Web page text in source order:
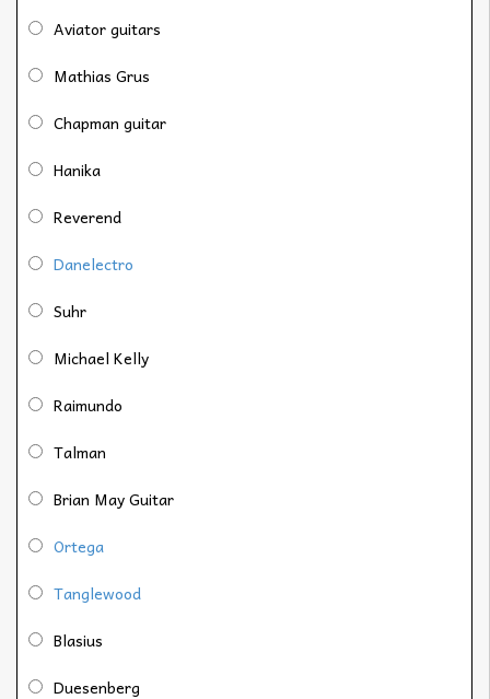
Aviator guitars
Mathias Grus
Chapman guitar
Hanika
Reverend
Danelectro
Suhr
Michael Kelly
Raimundo
Talman
Brian May Guitar
Ortega
Tanglewood
Blasius
Duesenberg